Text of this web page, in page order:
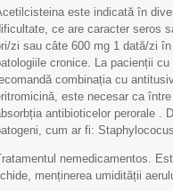
este indicată în
ce are caracter seros
zi sau câte 600 mg 1 dată/zi
cronice. La pacienții
combinația cu
este necesar ca
antibioticelor perorale .
cum ar fi:
nemedicamentos.
menținerea umidității